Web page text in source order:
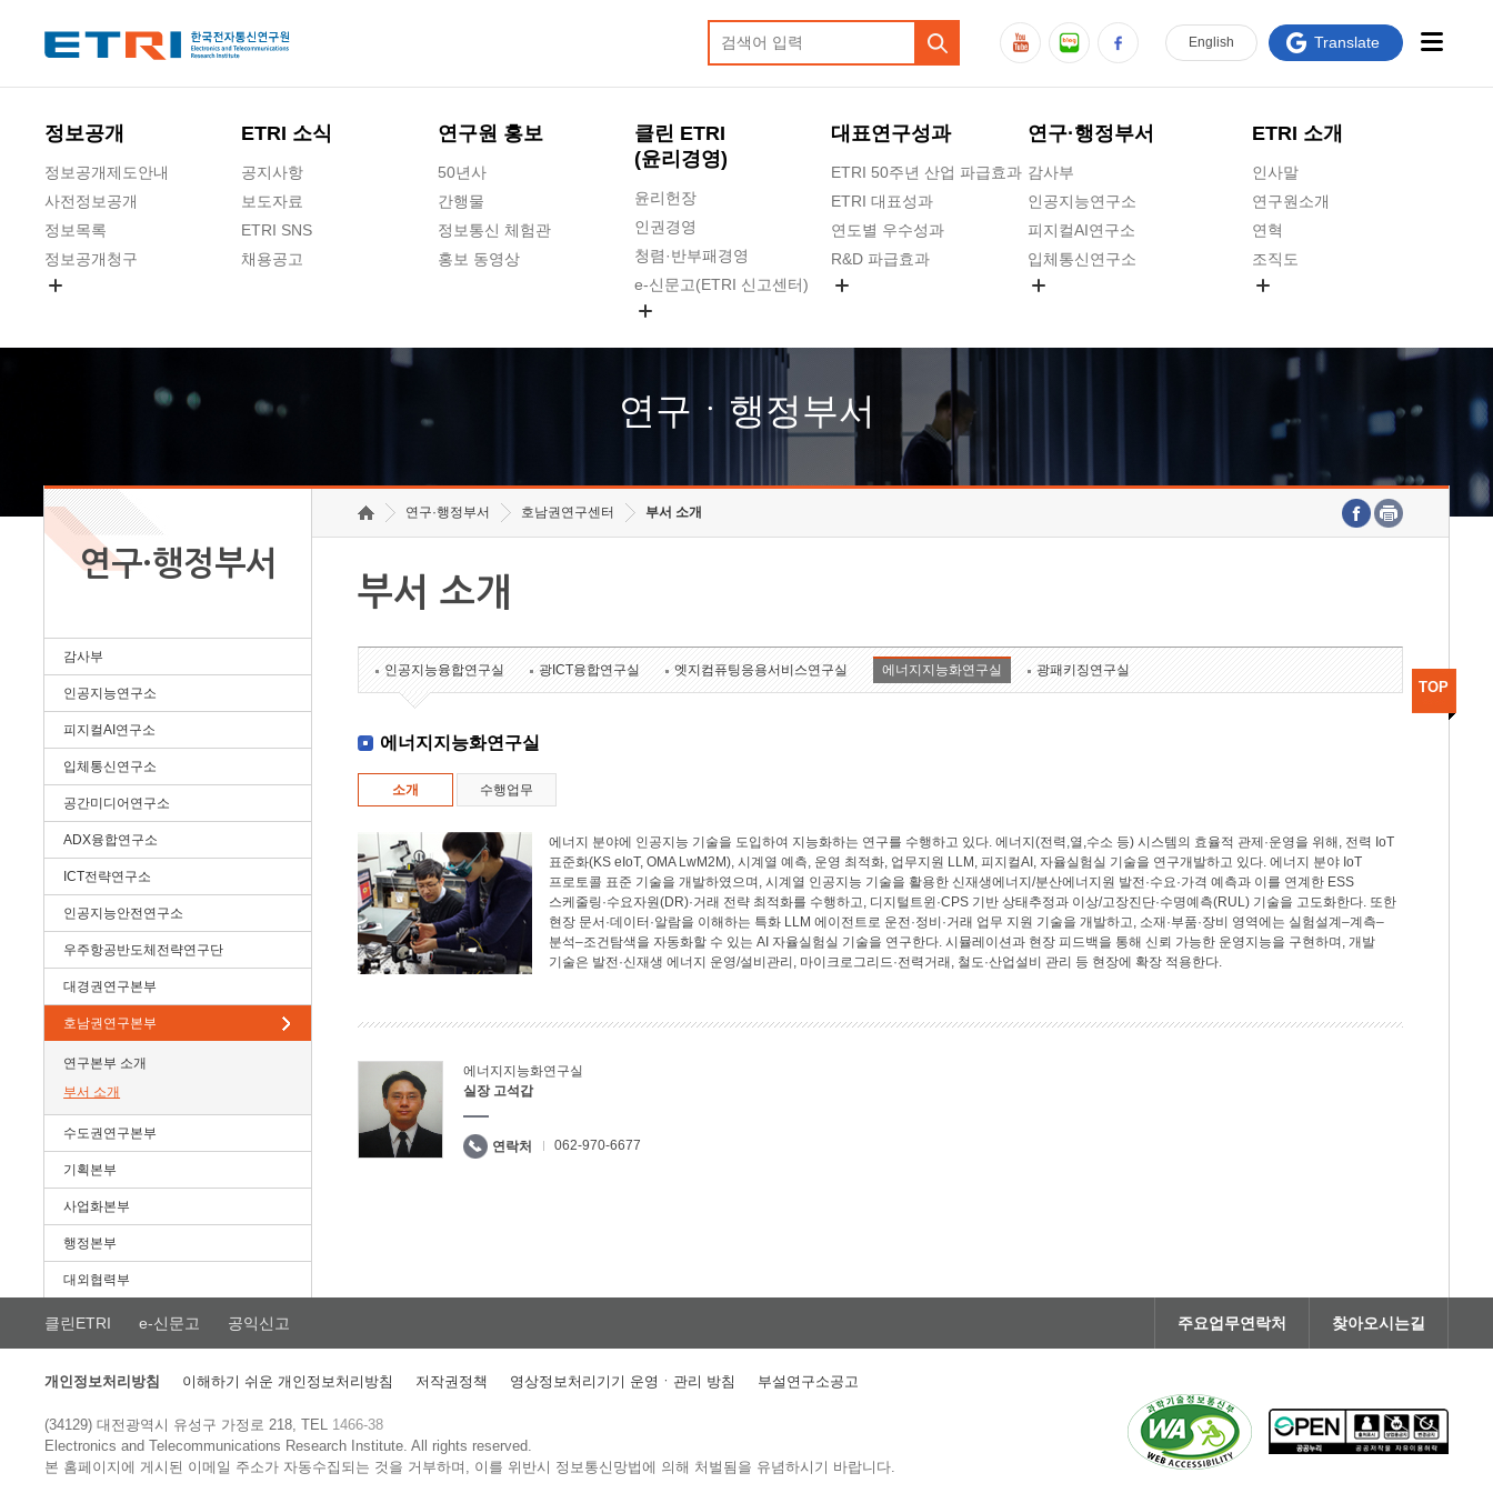
정보공개
정보공개제도안내
사전정보공개
정보목록
정보공개청구
ETRI 소식
공지사항
보도자료
ETRI SNS
채용공고
연구원 홍보
50년사
간행물
정보통신 체험관
홍보 동영상
클린 ETRI
(윤리경영)
윤리헌장
인권경영
청렴·반부패경영
e-신문고(ETRI 신고센터)
고객의소리
수의계약 현황
대표연구성과
ETRI 50주년 산업 파급효과
ETRI 대표성과
연도별 우수성과
R&D 파급효과
연구·행정부서
감사부
인공지능연구소
피지컬AI연구소
입체통신연구소
호남권연구본부
기획본부
ETRI 소개
인사말
연구원소개
연혁
조직도
연구원 고객헌장
주요업무연락처
English Translate
연구ㆍ행정부서
연구·행정부서
감사부
인공지능연구소
피지컬AI연구소
입체통신연구소
공간미디어연구소
ADX융합연구소
ICT전략연구소
인공지능안전연구소
우주항공반도체전략연구단
대경권연구본부
호남권연구본부
연구본부 소개
부서 소개
수도권연구본부
기획본부
사업화본부
행정본부
대외협력부
연구·행정부서 호남권연구센터 부서 소개
부서 소개
인공지능융합연구실 광ICT융합연구실 엣지컴퓨팅응용서비스연구실 에너지지능화연구실 광패키징연구실
에너지지능화연구실
소개 수행업무
에너지 분야에 인공지능 기술을 도입하여 지능화하는 연구를 수행하고 있다. 에너지(전력,열,수소 등) 시스템의 효율적 관제·운영을 위해, 전력 IoT
표준화(KS eIoT, OMA LwM2M), 시계열 예측, 운영 최적화, 업무지원 LLM, 피지컬AI, 자율실험실 기술을 연구개발하고 있다. 에너지 분야 IoT
프로토콜 표준 기술을 개발하였으며, 시계열 인공지능 기술을 활용한 신재생에너지/분산에너지원 발전·수요·가격 예측과 이를 연계한 ESS
스케줄링·수요자원(DR)·거래 전략 최적화를 수행하고, 디지털트윈·CPS 기반 상태추정과 이상/고장진단·수명예측(RUL) 기술을 고도화한다. 또한
현장 문서·데이터·알람을 이해하는 특화 LLM 에이전트로 운전·정비·거래 업무 지원 기술을 개발하고, 소재·부품·장비 영역에는 실험설계–계측–
분석–조건탐색을 자동화할 수 있는 AI 자율실험실 기술을 연구한다. 시뮬레이션과 현장 피드백을 통해 신뢰 가능한 운영지능을 구현하며, 개발
기술은 발전·신재생 에너지 운영/설비관리, 마이크로그리드·전력거래, 철도·산업설비 관리 등 현장에 확장 적용한다.
에너지지능화연구실
실장 고석갑
연락처 062-970-6677
TOP
클린ETRI e-신문고 공익신고 주요업무연락처 찾아오시는길
개인정보처리방침 이해하기 쉬운 개인정보처리방침 저작권정책 영상정보처리기기 운영ㆍ관리 방침 부설연구소공고
(34129) 대전광역시 유성구 가정로 218, TEL 1466-38
Electronics and Telecommunications Research Institute.All rights reserved.
본 홈페이지에 게시된 이메일 주소가 자동수집되는 것을 거부하며, 이를 위반시 정보통신망법에 의해 처벌됨을 유념하시기 바랍니다.